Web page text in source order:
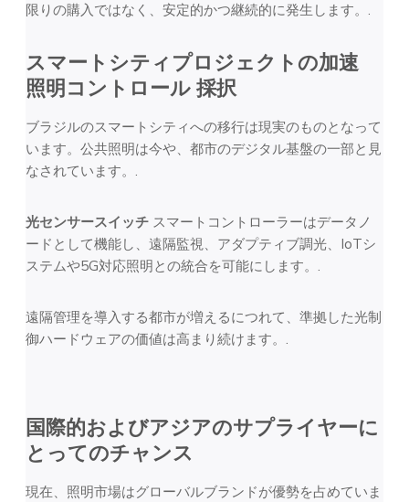
限りの購入ではなく、安定的かつ継続的に発生します。.
スマートシティプロジェクトの加速
照明コントロール 採択
ブラジルのスマートシティへの移行は現実のものとなって
います。公共照明は今や、都市のデジタル基盤の一部と見
なされています。.
光センサースイッチ スマートコントローラーはデータノ
ードとして機能し、遠隔監視、アダプティブ調光、IoTシ
ステムや5G対応照明との統合を可能にします。.
遠隔管理を導入する都市が増えるにつれて、準拠した光制
御ハードウェアの価値は高まり続けます。.
国際的およびアジアのサプライヤーに
とってのチャンス
現在、照明市場はグローバルブランドが優勢を占めていま